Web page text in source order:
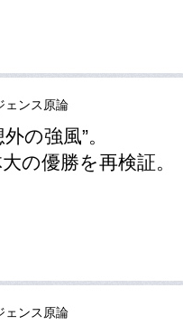
ェンス原論
の強風”。
の優勝を再検証。
ェンス原論